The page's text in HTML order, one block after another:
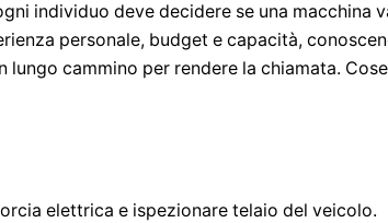
individuo deve decidere se una macchina
personale, budget e capacità,
lungo cammino per rendere la chiamata.
elettrica e ispezionare telaio del veicolo.